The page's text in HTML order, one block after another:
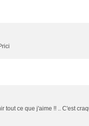
tout ce que j'aime !! .. C'est